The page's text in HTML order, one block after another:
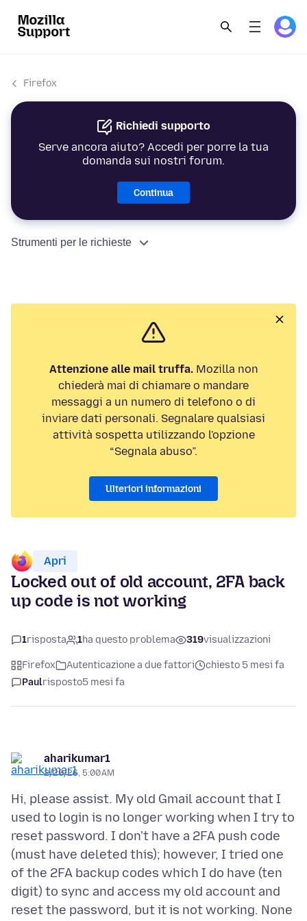
Firefox
Richiedi supporto
Serve ancora aiuto? Accedi per porre la tua
domanda sui nostri forum.
Continua
Strumenti per le richieste
Attenzione alle mail truffa.Mozilla non
chiederà mai di chiamare o mandare
messaggi a un numero di telefono o di
inviare dati personali. Segnalare qualsiasi
attività sospetta utilizzando l'opzione
“Segnala abuso”.
Ulteriori informazioni
Apri
Locked out of old account, 2FA back
up code is not working
1risposta 1ha questo problema 319visualizzazioni
Firefox Autenticazione a due fattori
chiesto 5 mesi fa
Paulrisposto5 mesi fa
aharikumar1
2/20/26, 5:00 AM
Hi, please assist. My old Gmail account that I
used to login is no longer working when I try to
reset password. I don't have a 2FA push code
(must have deleted this); however, I tried one
of the 2FA backup codes which I do have (ten
digit) to sync and access my old account and
reset the password, but it is not working. None